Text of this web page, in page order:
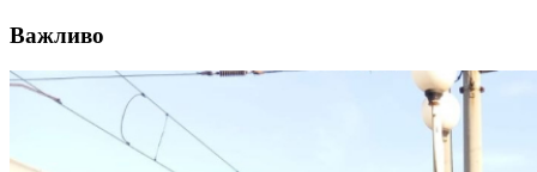
Важливо